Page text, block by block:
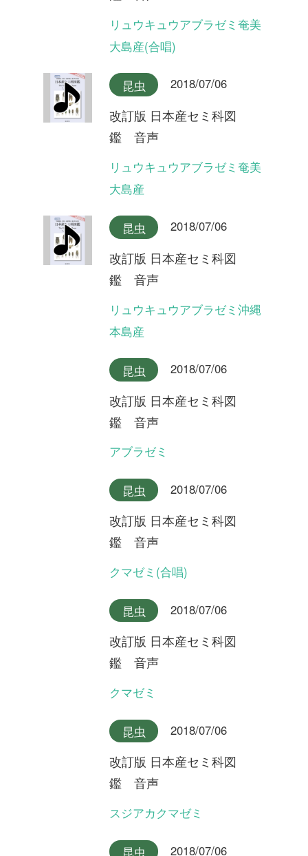
昆虫 2018/07/06
改訂版 日本産セミ科図
鑑 音声
エゾゼミ
改訂版 日本産セミ科図
鑑 音声
コエゾゼミ
昆虫 2018/07/06
改訂版 日本産セミ科図
チョウセンケナガニイニイ
改訂版 日本産セミ科図
鑑 音声
イシガキニイニイ
昆虫 2018/07/06
改訂版 日本産セミ科図
鑑 音声
ミヤコニイニイ
2018/07/06
改訂版 日本産セミ科図
鑑 音声
クロイワニイニイ奄美大島産
昆虫
鑑 音声
クロイワニイニイ沖縄本島産
昆虫 2018/07/06
改訂版 日本産セミ科図
ヤエヤマニイニイ